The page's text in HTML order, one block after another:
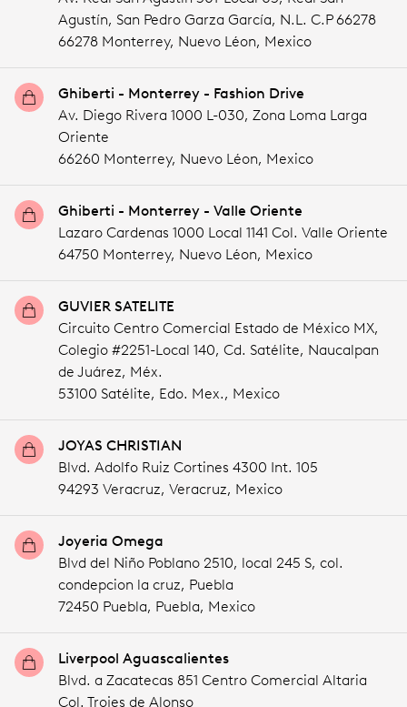
Agustín, San Pedro Garza García, N.L. C.P 66278
66278 Monterrey, Nuevo Léon, Mexico
Ghiberti - Monterrey - Fashion Drive
Av. Diego Rivera 1000 L-030, Zona Loma Larga
Oriente
66260 Monterrey, Nuevo Léon, Mexico
Ghiberti - Monterrey - Valle Oriente
Lazaro Cardenas 1000 Local 1141 Col. Valle Oriente
64750 Monterrey, Nuevo Léon, Mexico
GUVIER SATELITE
Circuito Centro Comercial Estado de México MX,
Colegio #2251-Local 140, Cd. Satélite, Naucalpan
de Juárez, Méx.
53100 Satélite, Edo. Mex., Mexico
JOYAS CHRISTIAN
Blvd. Adolfo Ruiz Cortines 4300 Int. 105
94293 Veracruz, Veracruz, Mexico
Joyeria Omega
Blvd del Niño Poblano 2510, local 245 S, col.
condepcion la cruz, Puebla
72450 Puebla, Puebla, Mexico
Liverpool Aguascalientes
Blvd. a Zacatecas 851 Centro Comercial Altaria
Col. Trojes de Alonso